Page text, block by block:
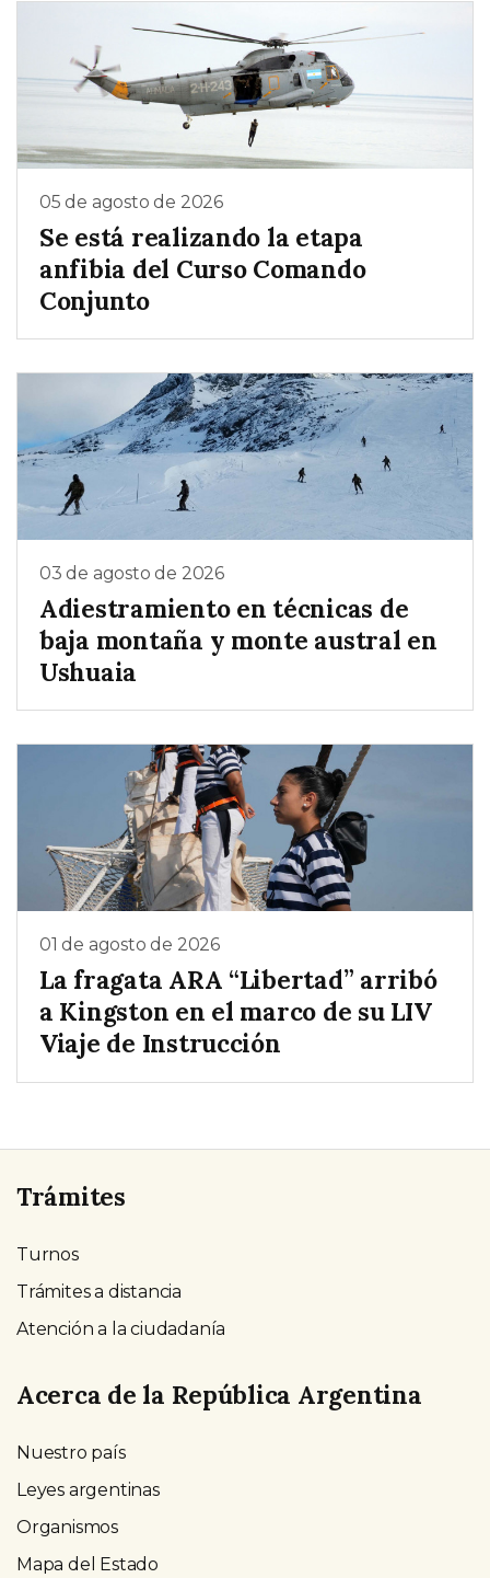
05 de agosto de 2026
Se está realizando la etapa
anfibia del Curso Comando
Conjunto
03 de agosto de 2026
Adiestramiento en técnicas de
baja montaña y monte austral en
Ushuaia
01 de agosto de 2026
La fragata ARA “Libertad” arribó
a Kingston en el marco de su LIV
Viaje de Instrucción
Trámites
Turnos
Trámites a distancia
Atención a la ciudadanía
Acerca de la República Argentina
Nuestro país
Leyes argentinas
Organismos
Mapa del Estado